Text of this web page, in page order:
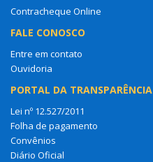
Contracheque Online
FALE CONOSCO
Entre em contato
Ouvidoria
PORTAL DA TRANSPARÊNCIA
Lei nº 12.527/2011
Folha de pagamento
Convênios
Diário Oficial